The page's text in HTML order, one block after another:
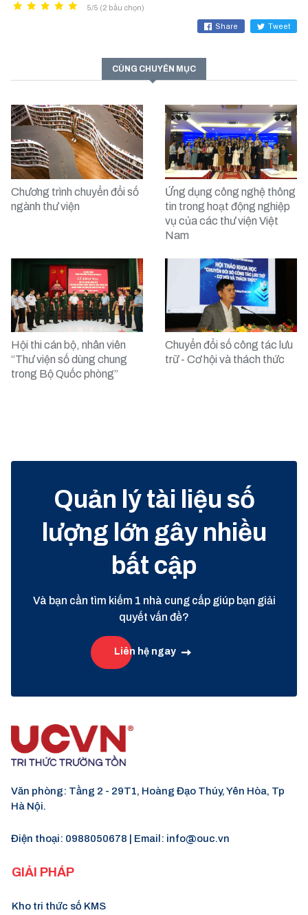
5/5 (2 bầu chọn)
Share Tweet
CÙNG CHUYÊN MỤC
Chương trình chuyển đổi số
ngành thư viện
Ứng dụng công nghệ thông
tin trong hoạt động nghiệp
vụ của các thư viện Việt
Nam
Hội thi cán bộ, nhân viên
“Thư viện số dùng chung
trong Bộ Quốc phòng”
Chuyển đổi số công tác lưu
trữ - Cơ hội và thách thức
Quản lý tài liệu số
lượng lớn gây nhiều
bất cập
Và bạn cần tìm kiếm 1 nhà cung cấp giúp bạn giải
quyết vấn đề?
Liên hệ ngay
Văn phòng: Tầng 2 - 29T1, Hoàng Đạo Thúy, Yên Hòa, Tp
Hà Nội.
Điện thoại: 0988050678 | Email: info@ouc.vn
GIẢI PHÁP
Kho tri thức số KMS